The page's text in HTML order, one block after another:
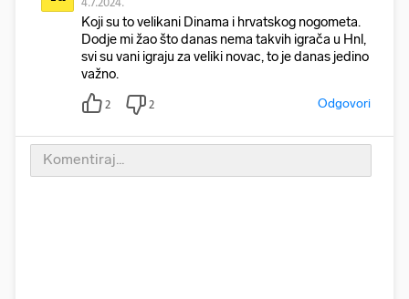
Koji su to velikani Dinama i hrvatskog nogometa.
Dodje mi žao što danas nema takvih igrača u Hnl,
svi su vani igraju za veliki novac, to je danas jedino
važno.
2 2 Odgovori